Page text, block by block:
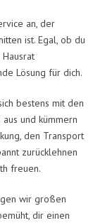
an, der
ist. Egal, ob du
Lösung für dich.
bestens mit den
und kümmern
den Transport
zurücklehnen
freuen.
wir großen
dir einen